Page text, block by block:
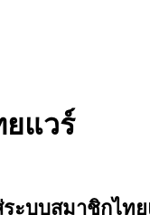
ยแวร์
ระบบสมาชิกไท